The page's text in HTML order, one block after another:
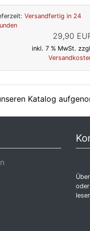
Versandfertig in 24
29,90
inkl. 7 % MwSt.
Katalog